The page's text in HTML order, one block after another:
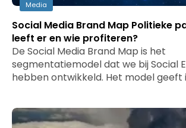
Media
Social Media Brand Map Politieke
leeft er en wie profiteren?
De Social Media Brand Map is het
segmentatiemodel dat we bij Social
hebben ontwikkeld. Het model geeft